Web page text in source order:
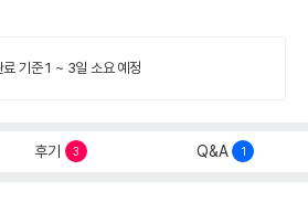
료 기준 1 ~ 3일 소요 예정
후기 3 Q&A 1